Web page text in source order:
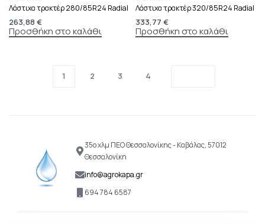
Λάστιχα τρακτέρ 280/85R24 Radial
263,88 €
Προσθήκη στο καλάθι
Λάστιχα τρακτέρ 320/85R24 Radial
333,77 €
Προσθήκη στο καλάθι
1 2 3 4
35ο χλμ ΠΕΟ Θεσσαλονίκης - Καβάλας, 57012
Θεσσαλονίκη
info@agrokapa.gr
694 784 6587